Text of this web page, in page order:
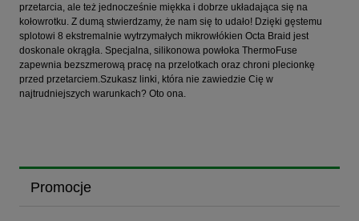
przetarcia, ale też jednocześnie miękka i dobrze układająca się na
kołowrotku. Z dumą stwierdzamy, że nam się to udało! Dzięki gęstemu
splotowi 8 ekstremalnie wytrzymałych mikrowłókien Octa Braid jest
doskonale okrągła. Specjalna, silikonowa powłoka ThermoFuse
zapewnia bezszmerową pracę na przelotkach oraz chroni plecionkę
przed przetarciem.Szukasz linki, która nie zawiedzie Cię w
najtrudniejszych warunkach? Oto ona.
Promocje